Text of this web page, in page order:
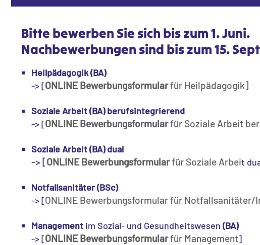
Bitte bewerben Sie sich bis zum 1. Juni.
Nachbewerbungen sind bis zum 15.
Heilpädagogik (BA)
-> [ONLINE Bewerbungsformularfür Heilpädagogik]
Soziale Arbeit (BA) berufsintegrierend
-> [ONLINE Bewerbungsformularfür Soziale Arbeit
Soziale Arbeit (BA) dual
-> [ONLINE Bewerbungsformularfür Soziale Arbeit
Notfallsanitäter (BSc)
-> [ONLINE Bewerbungsformular für Notfallsanitäter/
Management im Sozial- und Gesundheitswesen (BA)
-> [ONLINE Bewerbungsformularfür Management]